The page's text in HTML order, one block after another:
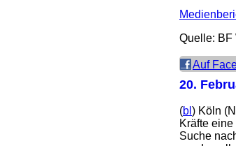
Quelle: BF
Auf
20.
(bl ) Köln
Kräfte
Suche